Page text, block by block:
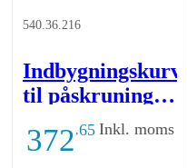
Indbygningskurv
til påskruning -
368x103x79 -
forkromet
540.36.216
372 ,65 Inkl. moms